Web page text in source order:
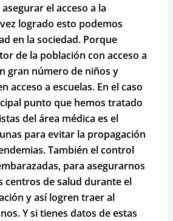
el acceso a la
logrado esto podemos
en la sociedad. Porque
de la población con acceso a
gran número de niños y
acceso a escuelas. En el caso
punto que hemos tratado
del área médica es el
para evitar la propagación
También el control
para asegurarnos
centros de salud durante el
y así logren traer al
Y si tienes datos de estas